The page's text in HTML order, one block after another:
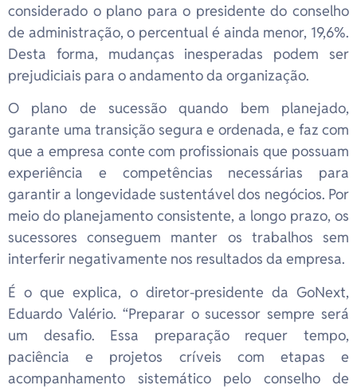
considerado o plano para o presidente do conselho
de administração, o percentual é ainda menor, 19,6%.
Desta forma, mudanças inesperadas podem ser
prejudiciais para o andamento da organização.
O plano de sucessão quando bem planejado,
garante uma transição segura e ordenada, e faz com
que a empresa conte com profissionais que possuam
experiência e competências necessárias para
garantir a longevidade sustentável dos negócios. Por
meio do planejamento consistente, a longo prazo, os
sucessores conseguem manter os trabalhos sem
interferir negativamente nos resultados da empresa.
É o que explica, o diretor-presidente da GoNext,
Eduardo Valério. “Preparar o sucessor sempre será
um desafio. Essa preparação requer tempo,
paciência e projetos críveis com etapas e
acompanhamento sistemático pelo conselho de